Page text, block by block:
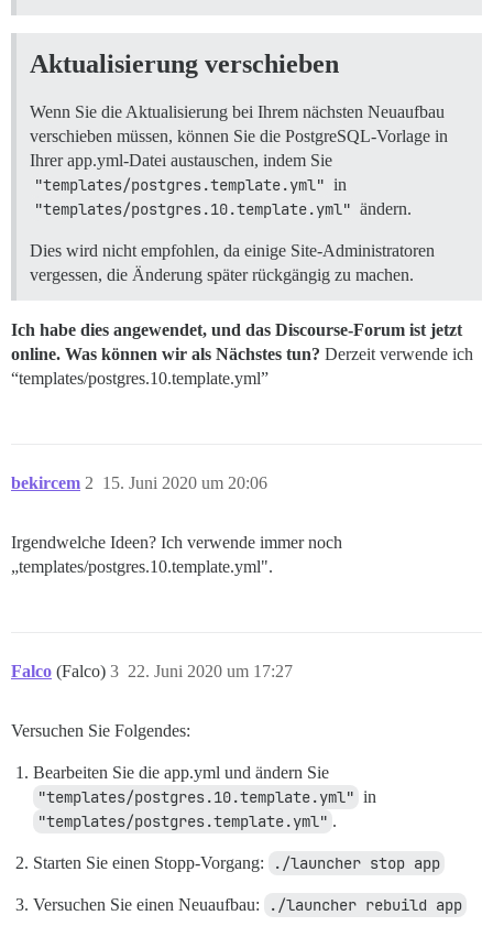
Aktualisierung verschieben
Wenn Sie die Aktualisierung bei Ihrem nächsten Neuaufbau
verschieben müssen, können Sie die PostgreSQL-Vorlage in
Ihrer app.yml-Datei austauschen, indem Sie
"templates/postgres.template.yml" in
"templates/postgres.10.template.yml" ändern.
Dies wird nicht empfohlen, da einige Site-Administratoren
vergessen, die Änderung später rückgängig zu machen.
Ich habe dies angewendet, und das Discourse-Forum ist jetzt
online. Was können wir als Nächstes tun? Derzeit verwende ich
“templates/postgres.10.template.yml”
bekircem 15. Juni 2020 um 20:06
2
Irgendwelche Ideen? Ich verwende immer noch
„templates/postgres.10.template.yml".
Falco (Falco) 22. Juni 2020 um 17:27
3
Versuchen Sie Folgendes:
Bearbeiten Sie die app.yml und ändern Sie
"templates/postgres.10.template.yml" in
"templates/postgres.template.yml" .
Starten Sie einen Stopp-Vorgang: ./launcher stop app
Versuchen Sie einen Neuaufbau: ./launcher rebuild app